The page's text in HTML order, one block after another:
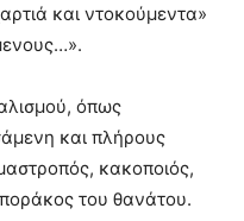
και ντοκούμεντα»
όπως
και πλήρους
κακοποιός,
του θανάτου.